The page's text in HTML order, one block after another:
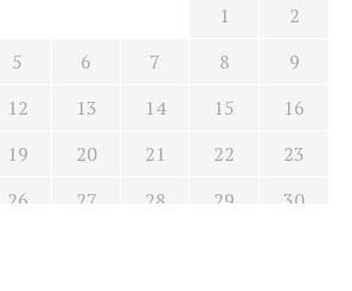
1
2
5 6 7 8
9
12 13 14 15
16
19 20 21 22
23
26 27 28 29
30